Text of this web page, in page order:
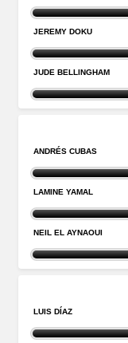
JEREMY DOKU
JUDE BELLINGHAM
ANDRÉS CUBAS
LAMINE YAMAL
NEIL EL AYNAOUI
LUIS DÍAZ